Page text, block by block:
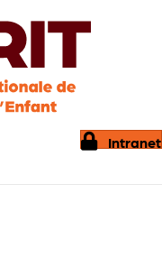
Intranet